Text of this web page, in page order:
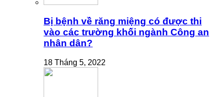
Bị bệnh về răng miệng có được thi
vào các trường khối ngành Công an
nhân dân?
18 Tháng 5, 2022